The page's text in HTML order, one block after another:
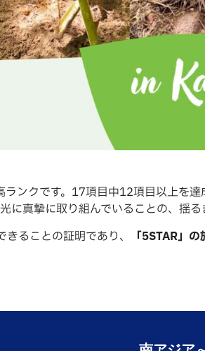
ンクです。17項目中12項目以上を達
に真摯に取り組んでいることの、揺る
ることの証明であり、
「5STAR」の